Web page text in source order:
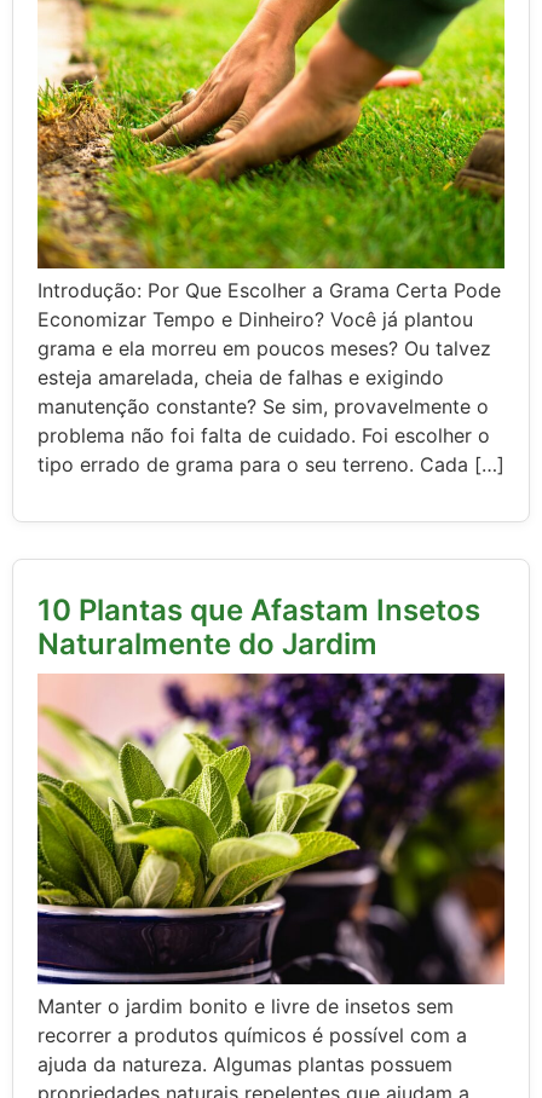
Introdução: Por Que Escolher a Grama Certa Pode
Economizar Tempo e Dinheiro? Você já plantou
grama e ela morreu em poucos meses? Ou talvez
esteja amarelada, cheia de falhas e exigindo
manutenção constante? Se sim, provavelmente o
problema não foi falta de cuidado. Foi escolher o
tipo errado de grama para o seu terreno. Cada […]
10 Plantas que Afastam Insetos
Naturalmente do Jardim
Manter o jardim bonito e livre de insetos sem
recorrer a produtos químicos é possível com a
ajuda da natureza. Algumas plantas possuem
propriedades naturais repelentes que ajudam a